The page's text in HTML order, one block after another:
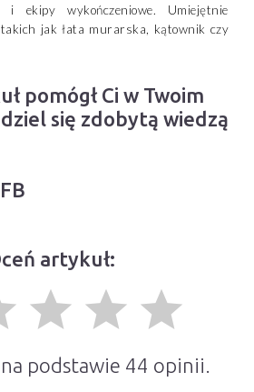
i ekipy wykończeniowe. Umiejętnie
jak łata murarska, kątownik czy
pomógł Ci w Twoim
się zdobytą wiedzą
artykuł:
grade grade grade
podstawie 44 opinii.